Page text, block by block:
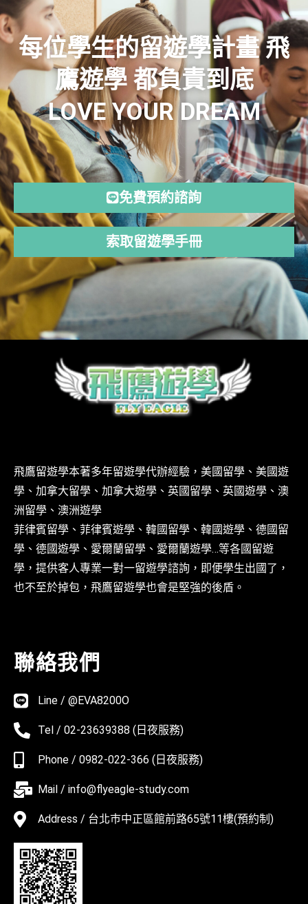
每位學生的留遊學計畫 飛
鷹遊學 都負責到底
LOVE YOUR DREAM
免費預約諮詢
索取留遊學手冊
飛鷹留遊學本著多年留遊學代辦經驗，美國留學、美國遊
學、加拿大留學、加拿大遊學、英國留學、英國遊學、澳
洲留學、澳洲遊學
菲律賓留學、菲律賓遊學、韓國留學、韓國遊學、德國留
學、德國遊學、愛爾蘭留學、愛爾蘭遊學…等各國留遊
學，提供客人專業一對一留遊學諮詢，即便學生出國了，
也不至於掉包，飛鷹留遊學也會是堅強的後盾。
聯絡我們
Line / @EVA8200O
Tel / 02-23639388 (日夜服務)
Phone / 0982-022-366 (日夜服務)
Mail / info@flyeagle-study.com
Address / 台北巿中正區館前路65號11樓(預約制)